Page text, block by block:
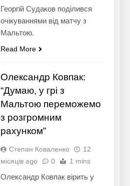
Георгій Судаков поділився
очікуваннями від матчу з
Мальтою.
Read More
Олександр Ковпак:
“Думаю, у грі з
Мальтою переможемо
з розгромним
рахунком”
Степан Коваленко
12
місяців ago
0 1 mins
Олександр Ковпак вірить у